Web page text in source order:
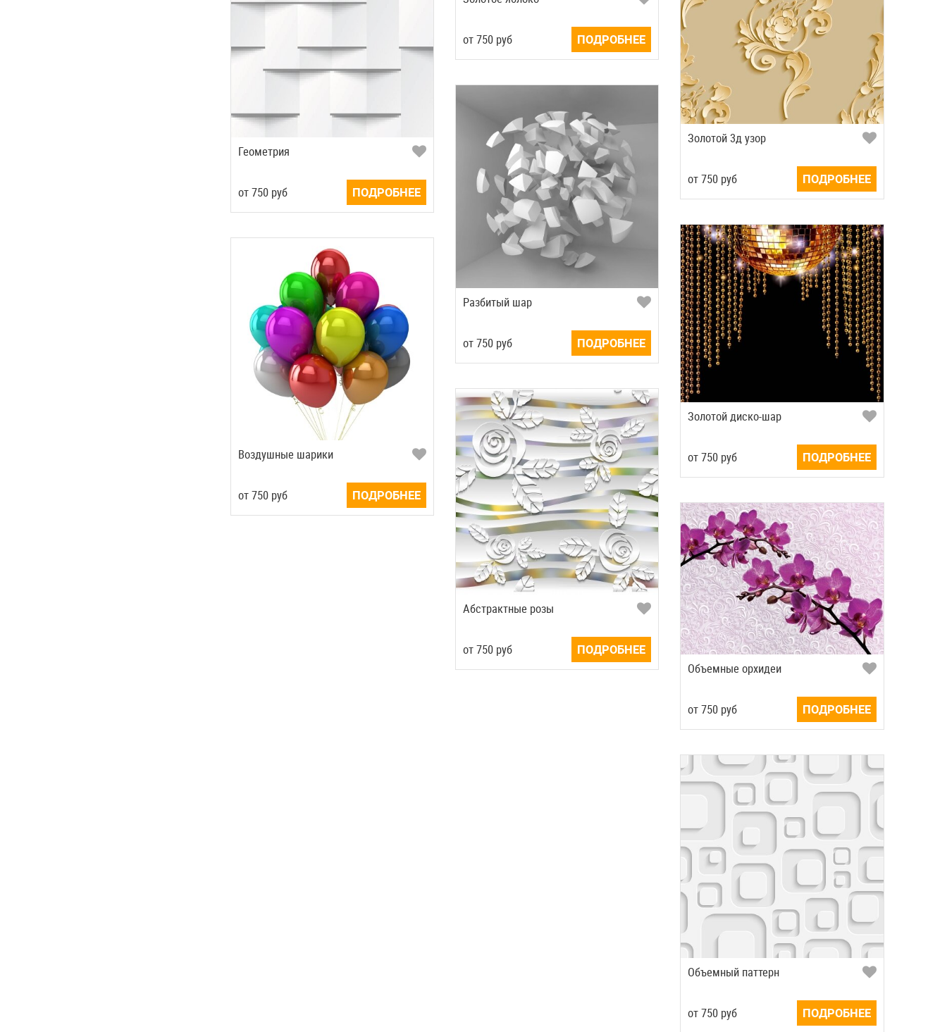
Геометрия
от750руб ПОДРОБНЕЕ
Воздушные шарики
от750руб ПОДРОБНЕЕ
от750 руб ПОДРОБНЕЕ
Разбитый шар
от750 руб ПОДРОБНЕЕ
Абстрактные розы
от750 руб ПОДРОБНЕЕ
Золотой 3д узор
от750 руб ПОДРОБНЕЕ
Золотой диско-шар
от750 руб ПОДРОБНЕЕ
Объемные орхидеи
от750 руб ПОДРОБНЕЕ
Объемный паттерн
от750 руб ПОДРОБНЕЕ